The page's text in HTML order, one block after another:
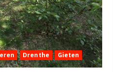
Drenthe Gieten